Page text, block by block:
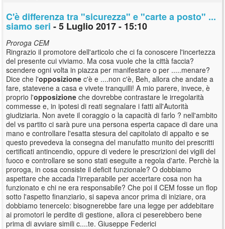
C'è differenza tra "sicurezza" e "carte a posto" ...
siamo seri - 5 Luglio 2017 - 15:10
Proroga CEM
Ringrazio il promotore dell'articolo che ci fa conoscere l'incertezza
del presente cui viviamo. Ma cosa vuole che la città faccia?
scendere ogni volta in piazza per manifestare o per .....menare?
Dice che l'opposizione c'è e ....non c'è, Beh, allora che andate a
fare, statevene a casa e vivete tranquilli! A mio parere, invece, è
proprio l'opposizione che dovrebbe contrastare le irregolarità
commesse e, in ipotesi di reati segnalare i fatti all'Autorità
giudiziaria. Non avete il coraggio o la capacità di farlo ? nell'ambito
del vs partito ci sarà pure una persona esperta capace di dare una
mano e controllare l'esatta stesura del capitolato di appalto e se
questo prevedeva la consegna del manufatto munito dei prescritti
certificati antincendio, oppure di vedere le prescrizioni dei vigili del
fuoco e controllare se sono stati eseguite a regola d'arte. Perchè la
proroga, in cosa consiste il deficit funzionale? O dobbiamo
aspettare che accada l'irreparabile per accertare cosa non ha
funzionato e chi ne era responsabile? Che poi il CEM fosse un flop
sotto l'aspetto finanziario, si sapeva ancor prima di iniziare, ora
dobbiamo tenercelo: bisognerebbe fare una legge per addebitare
ai promotori le perdite di gestione, allora ci peserebbero bene
prima di avviare simili c....te. Giuseppe Federici